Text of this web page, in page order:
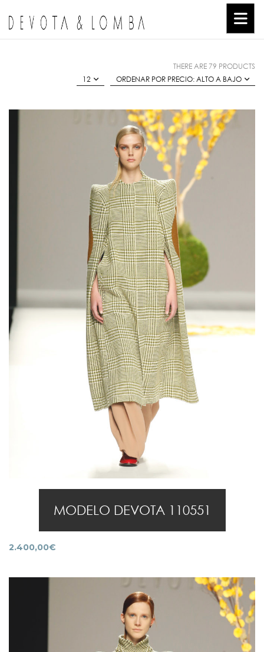
THERE ARE 79 PRODUCTS
ORDENAR POR PRECIO: ALTO A BAJO
12
MODELO DEVOTA 110551
2.400,00€